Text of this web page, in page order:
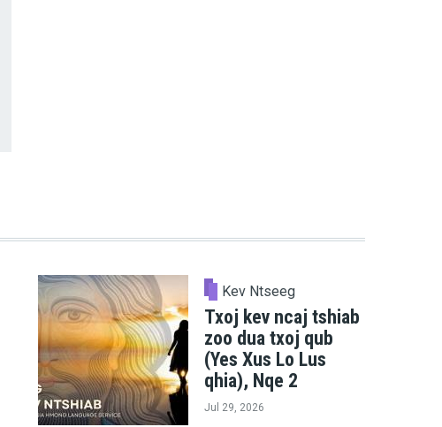
Kev Ntseeg
Txoj kev ncaj tshiab
zoo dua txoj qub
(Yes Xus Lo Lus
qhia), Nqe 2
Jul 29, 2026